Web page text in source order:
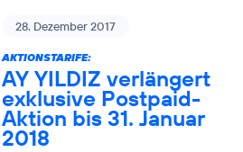
28. Dezember 2017
AKTIONSTARIFE:
AY YILDIZ verlängert
exklusive Postpaid-
Aktion bis 31. Januar
2018